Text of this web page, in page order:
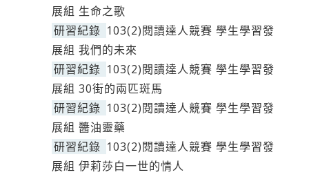
展組 生命之歌
研習紀錄 103(2)閱讀達人競賽 學生學習發
展組 我們的未來
研習紀錄 103(2)閱讀達人競賽 學生學習發
展組 30街的兩匹斑馬
研習紀錄 103(2)閱讀達人競賽 學生學習發
展組 醬油靈藥
研習紀錄 103(2)閱讀達人競賽 學生學習發
展組 伊莉莎白一世的情人